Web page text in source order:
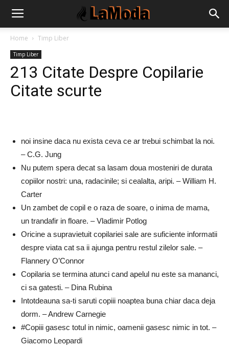
Home Timp Liber
Timp Liber
213 Citate Despre Copilarie
Citate scurte
noi insine daca nu exista ceva ce ar trebui schimbat la noi.
– C.G. Jung
Nu putem spera decat sa lasam doua mosteniri de durata
copiilor nostri: una, radacinile; si cealalta, aripi. – William H.
Carter
Un zambet de copil e o raza de soare, o inima de mama,
un trandafir in floare. – Vladimir Potlog
Oricine a supravietuit copilariei sale are suficiente informatii
despre viata cat sa ii ajunga pentru restul zilelor sale. –
Flannery O’Connor
Copilaria se termina atunci cand apelul nu este sa mananci,
ci sa gatesti. – Dina Rubina
Intotdeauna sa-ti saruti copiii noaptea buna chiar daca deja
dorm. – Andrew Carnegie
#Copiii gasesc totul in nimic, oamenii gasesc nimic in tot. –
Giacomo Leopardi